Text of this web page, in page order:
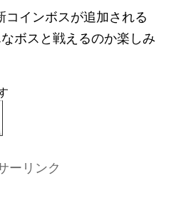
インボスが追加される
ボスと戦えるのか楽しみ
ーリンク